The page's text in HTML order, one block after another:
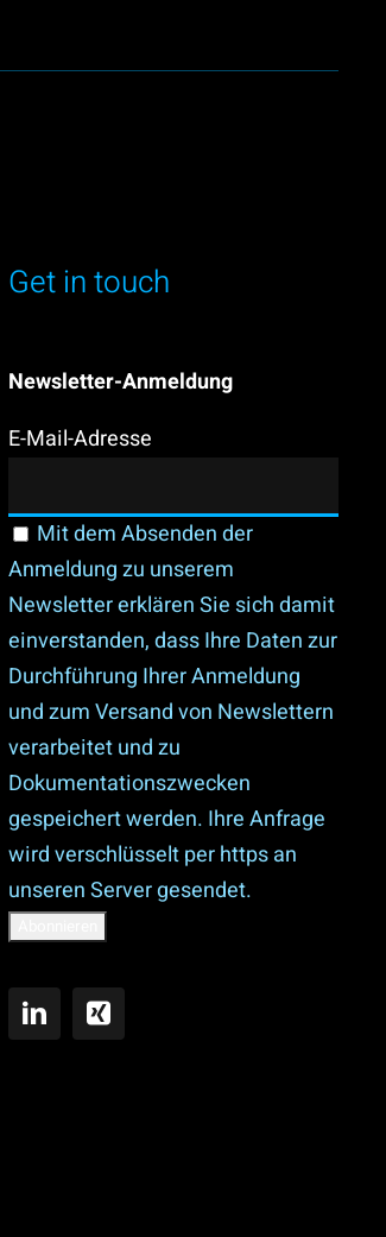
Get in touch
Newsletter-Anmeldung
E-Mail-Adresse
Mit dem Absenden der
Anmeldung zu unserem
Newsletter erklären Sie sich damit
einverstanden, dass Ihre Daten zur
Durchführung Ihrer Anmeldung
und zum Versand von Newslettern
verarbeitet und zu
Dokumentationszwecken
gespeichert werden. Ihre Anfrage
wird verschlüsselt per https an
unseren Server gesendet.